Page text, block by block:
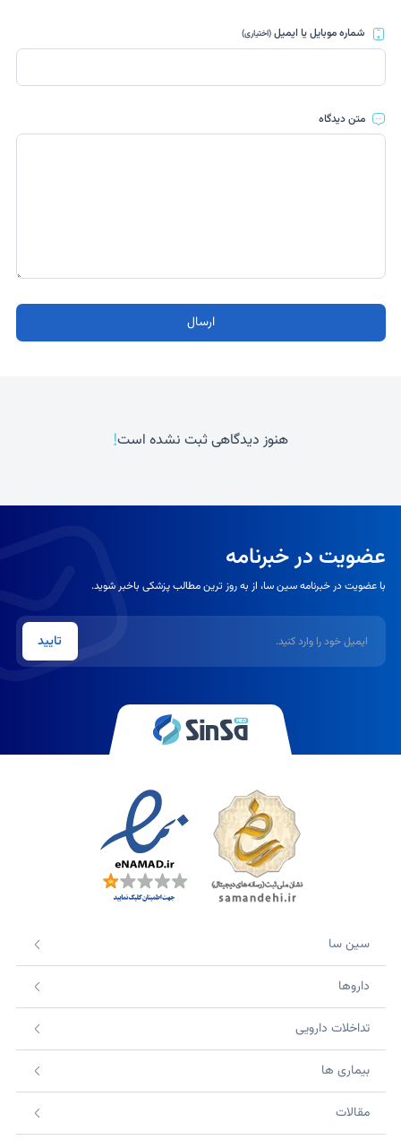
شماره موبایل یا ایمیل(اختیاری)
متن دیدگاه
ارسال
هنوز دیدگاهی ثبت نشده است!
عضویت در خبرنامه
با عضویت در خبرنامه سین سا، از به روز ترین مطالب پزشکی باخبر شوید.
تایید
سین سا
داروها
تداخلات دارویی
بیماری ها
مقالات